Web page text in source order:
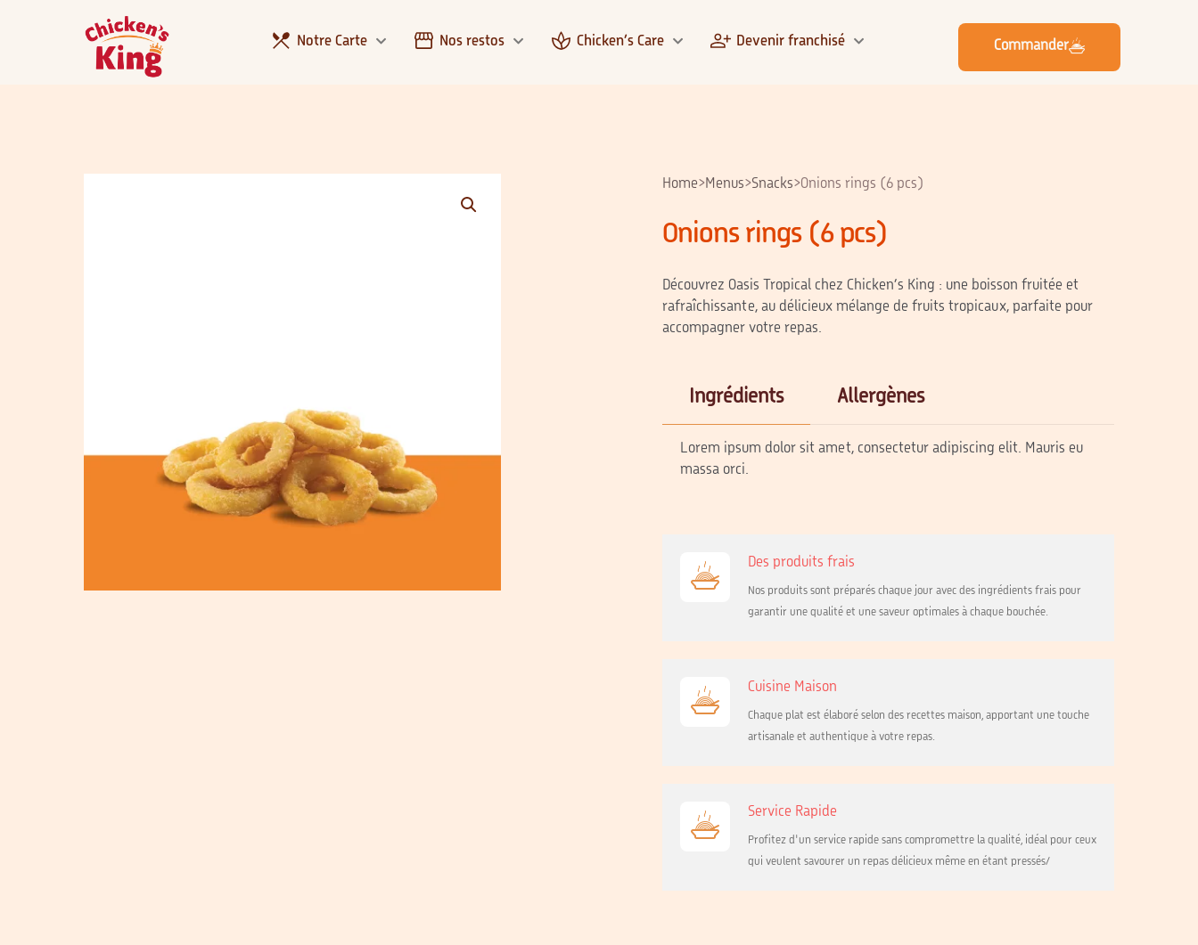
Notre Carte Nos restos Chicken’s Care Devenir franchisé Commander
Home>Menus>Snacks>Onions rings (6 pcs)
Onions rings (6 pcs)
Découvrez Oasis Tropical chez Chicken’s King : une boisson fruitée et
rafraîchissante, au délicieux mélange de fruits tropicaux, parfaite pour
accompagner votre repas.
Ingrédients Allergènes
Lorem ipsum dolor sit amet, consectetur adipiscing elit. Mauris eu
massa orci.
Des produits frais
Nos produits sont préparés chaque jour avec des ingrédients frais pour
garantir une qualité et une saveur optimales à chaque bouchée.
Cuisine Maison
Chaque plat est élaboré selon des recettes maison, apportant une touche
artisanale et authentique à votre repas.
Service Rapide
Profitez d'un service rapide sans compromettre la qualité, idéal pour ceux
qui veulent savourer un repas délicieux même en étant pressés/